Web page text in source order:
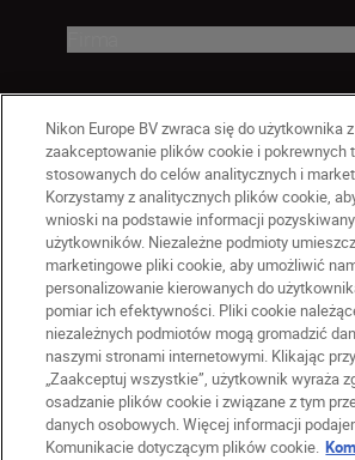
PL Nikon Sites
Skontaktuj się z nami
Oświadczenie dotyczące prywatności
Nikon Europe BV zwraca się do użytkownika
zaakceptowanie plików cookie i pokrewnych
stosowanych do celów analitycznych i
Korzystamy z analitycznych plików cookie,
wnioski na podstawie informacji
użytkowników. Niezależne podmioty
marketingowe pliki cookie, aby umożliwić
personalizowanie kierowanych do
pomiar ich efektywności. Pliki cookie
niezależnych podmiotów mogą gromadzić
naszymi stronami internetowymi. Klikając
„Zaakceptuj wszystkie”, użytkownik wyraża
osadzanie plików cookie i związane z tym
danych osobowych. Więcej informacji
Komunikacie dotyczącym plików cookie.